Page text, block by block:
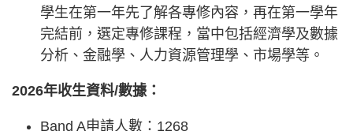
學生在第一年先了解各專修內容，再在第一學年
完結前，選定專修課程，當中包括經濟學及數據
分析、金融學、人力資源管理學、市場學等。
2026年收生資料/數據：
Band A申請人數：1268